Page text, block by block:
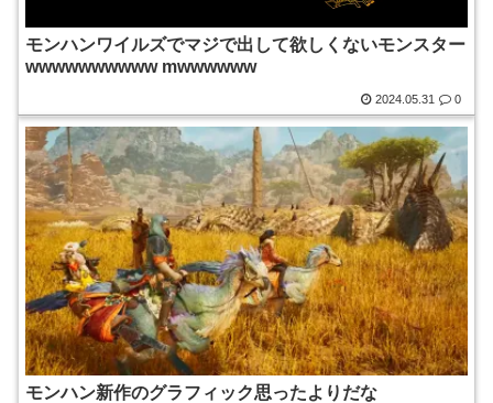
モンハンワイルズでマジで出して欲しくないモンスター
wwwwwwwwww mwwwwww
2024.05.31 0
モンハン新作のグラフィック思ったよりだな